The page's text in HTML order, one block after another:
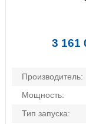
3 161
Производитель:
Мощность:
Тип запуска: